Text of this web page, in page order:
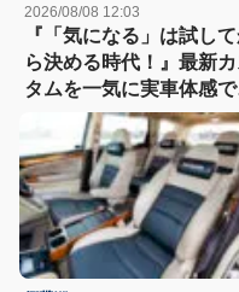
2026/08/08 12:03
『「気になる」は試し
ら決める時代！』最新
タムを一気に実車体感で
る【BLITZ×carrozzeria
9/5（土）・6（日）in A
PIT京都